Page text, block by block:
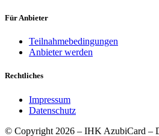
Für Anbieter
Teilnahmebedingungen
Anbieter werden
Rechtliches
Impressum
Datenschutz
© Copyright 2026 – IHK AzubiCard –